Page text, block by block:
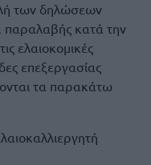
των δηλώσεων
παραλαβής κατά την
ελαιοκομικές
επεξεργασίας
τα παρακάτω